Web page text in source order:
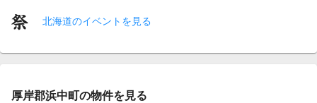
北海道のイベントを見る
厚岸郡浜中町の物件を見る